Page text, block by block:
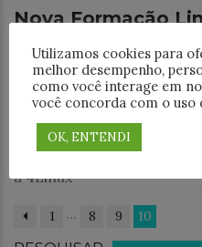
Nova Formação
Conteúdo, Aulas
em DevOps e
Completamente
muito mais conteúdo
atendendo as
a 4Linux
1 … 8 9 10
Utilizamos cookies para
melhor desempenho,
como você interage em
você concorda com o uso
OK, ENTENDI